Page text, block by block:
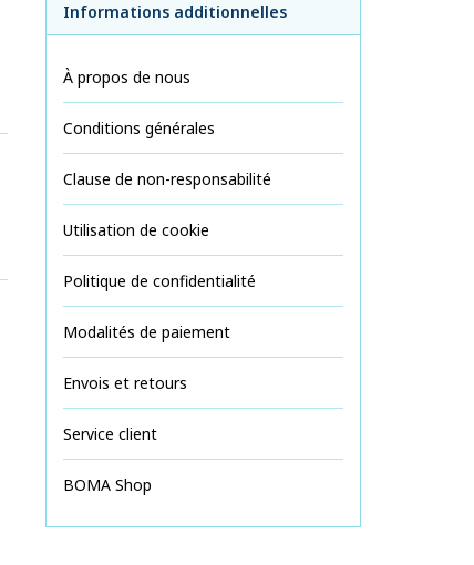
Informations additionnelles
À propos de nous
Conditions générales
Clause de non-responsabilité
Utilisation de cookie
Politique de confidentialité
Modalités de paiement
Envois et retours
Service client
BOMA Shop